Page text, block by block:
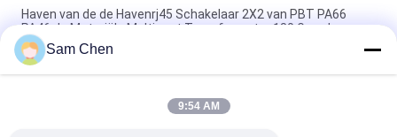
Haven van de de Havenrj45 Schakelaar 2X2 van PBT PA66
PA46 de Materiële Multi met Transformator 180 Graad
De Havenrj45 Ethernet Hefboom van fosfoorbrons 2 X 4 voor
Video, Voorzien van een netwerk
2X6 multihaven RJ45 Magnetische Jack 1000 Basis - T met
Sam Chen
9:54 AM